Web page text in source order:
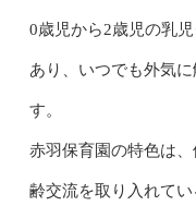
0歳児から2歳児の乳
あり、いつでも外気
す。
赤羽保育園の特色は
齢交流を取り入れて